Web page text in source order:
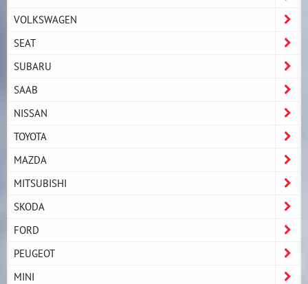
VOLKSWAGEN
SEAT
SUBARU
SAAB
NISSAN
TOYOTA
MAZDA
MITSUBISHI
SKODA
FORD
PEUGEOT
MINI